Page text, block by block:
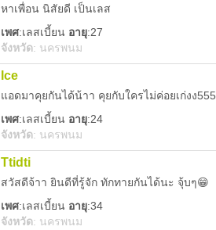
หาเพื่อน นิสัยดี เป็นเลส
เพศ:เลสเบี้ยน อายุ:27
จังหวัด: นครพนม
Ice
แอดมาคุยกันได้น้าา คุยกับใครไม่ค่อยเก่งง555
เพศ:เลสเบี้ยน อายุ:24
จังหวัด: นครพนม
Ttidti
สวัสดีจ้าา ยินดีที่รู้จัก ทักทายกันได้นะ จุ้บๆ😁
เพศ:เลสเบี้ยน อายุ:34
จังหวัด: นครพนม